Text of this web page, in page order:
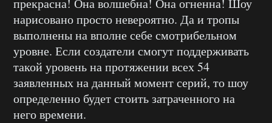
прекрасна! Она волшебна! Она огненна! Шоу
нарисовано просто невероятно. Да и тропы
выполнены на вполне себе смотрибельном
уровне. Если создатели смогут поддерживать
такой уровень на протяжении всех 54
заявленных на данный момент серий, то шоу
определенно будет стоить затраченного на
него времени.